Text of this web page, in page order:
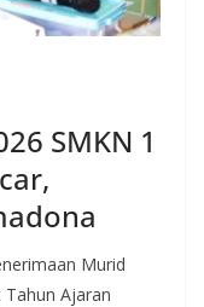
SMKN 1
Murid
Tahun Ajaran